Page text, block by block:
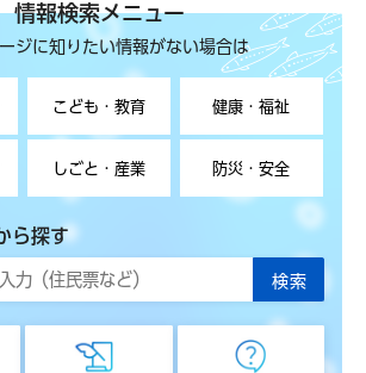
情報検索メニュー
ジに知りたい情報がない場合は
こども・教育 健康・福祉
しごと・産業 防災・安全
ら探す